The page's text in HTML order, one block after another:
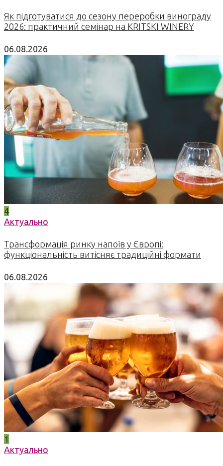
Як підготуватися до сезону переробки винограду
2026: практичний семінар на KRITSKI WINERY
06.08.2026
4
Актуально
Трансформація ринку напоїв у Європі:
функціональність витісняє традиційні формати
06.08.2026
1
Актуально